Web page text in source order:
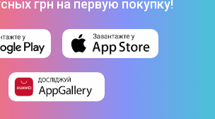
)
грн на первую покупку!